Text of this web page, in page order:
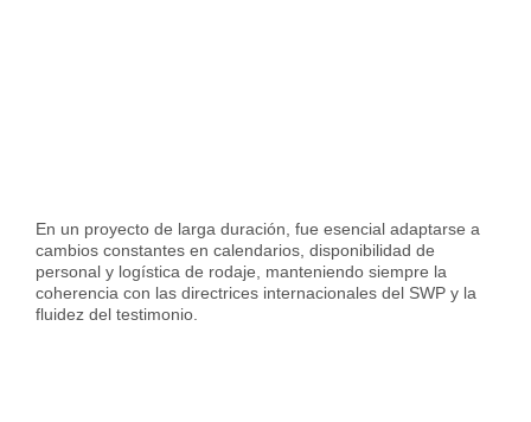
En un proyecto de larga duración, fue esencial adaptarse a
cambios constantes en calendarios, disponibilidad de
personal y logística de rodaje, manteniendo siempre la
coherencia con las directrices internacionales del SWP y la
fluidez del testimonio.